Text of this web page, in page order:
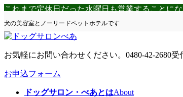
コ
ン
テ
ン
ツ
へ
ス
ナ
ビ
ゲ
ー
シ
ョ
ン
これまで定休日だった水曜日も営業することにな
犬の美容室とノーリードペットホテルです
お気軽にお問い合わせください。 0480-42-2680受
お申込フォーム
ドッグサロン・べあとはAbout